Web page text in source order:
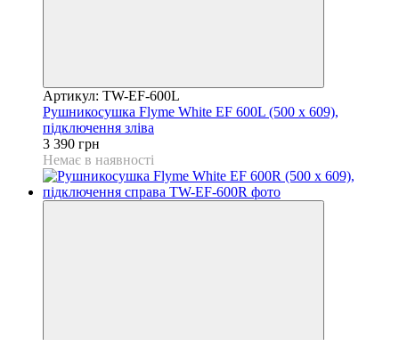
Артикул: TW-EF-600L
Рушникосушка Flyme White EF 600L (500 х 609),
підключення зліва
3 390 грн
Немає в наявності